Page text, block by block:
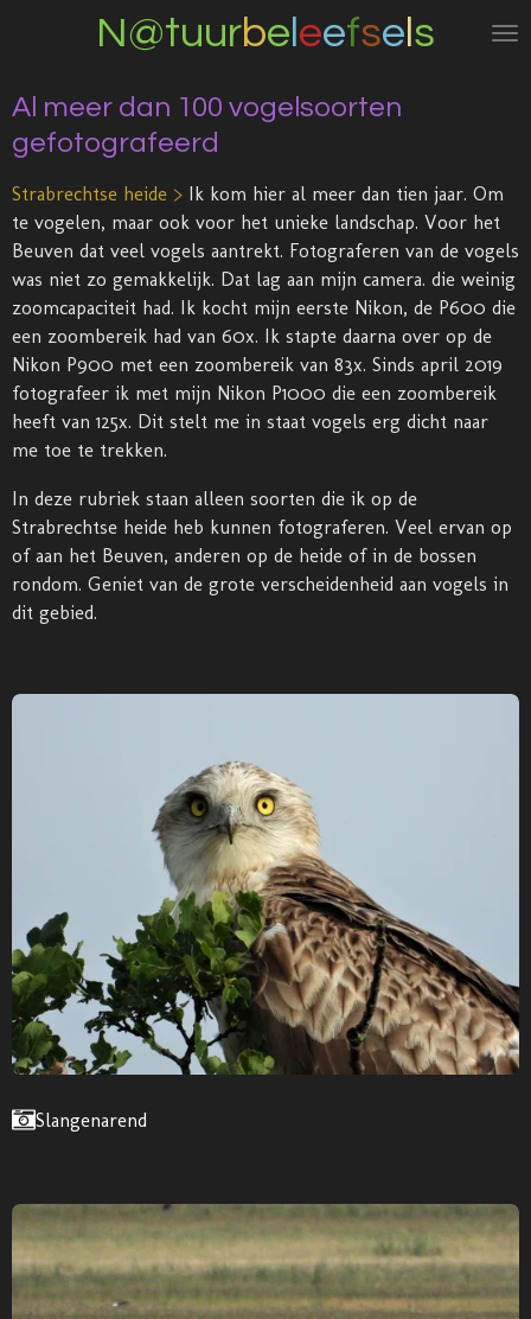
de
hoofdinhoud
N@tuurbe eefse s
Al meer dan 100 vogelsoorten
gefotografeerd
Strabrechtse heide >
Ik kom hier al meer dan tien jaar. Om
te vogelen, maar ook voor het unieke landschap. Voor het
Beuven dat veel vogels aantrekt. Fotograferen van de vogels
was niet zo gemakkelijk. Dat lag aan mijn camera. die weinig
zoomcapaciteit had. Ik kocht mijn eerste Nikon, de P600 die
een zoombereik had van 60x. Ik stapte daarna over op de
Nikon P900 met een zoombereik van 83x. Sinds april 2019
fotografeer ik met mijn Nikon P1000 die een zoombereik
heeft van 125x. Dit stelt me in staat vogels erg dicht naar
me toe te trekken.
In deze rubriek staan alleen soorten die ik op de
Strabrechtse heide heb kunnen fotograferen. Veel ervan op
of aan het Beuven, anderen op de heide of in de bossen
rondom. Geniet van de grote verscheidenheid aan vogels in
dit gebied.
Slangenarend